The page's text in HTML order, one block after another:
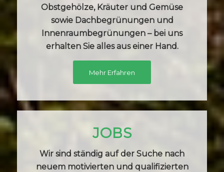
Obstgehölze, Kräuter und Gemüse
sowie Dachbegrünungen und
Innenraumbegrünungen – bei uns
erhalten Sie alles aus einer Hand.
Mehr Erfahren
JOBS
Wir sind ständig auf der Suche nach
neuem motivierten und qualifizierten